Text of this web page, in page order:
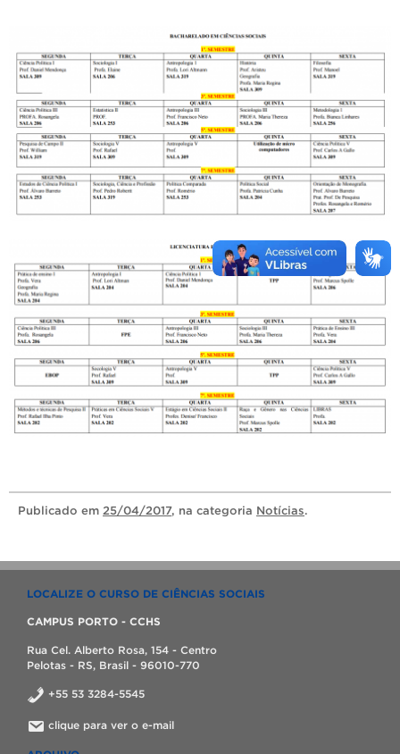
Publicado em 25/04/2017, na categoria Notícias.
LOCALIZE O CURSO DE CIÊNCIAS SOCIAIS
CAMPUS PORTO - CCHS
Rua Cel. Alberto Rosa, 154 - Centro
Pelotas - RS, Brasil - 96010-770
+55 53 3284-5545
clique para ver o e-mail